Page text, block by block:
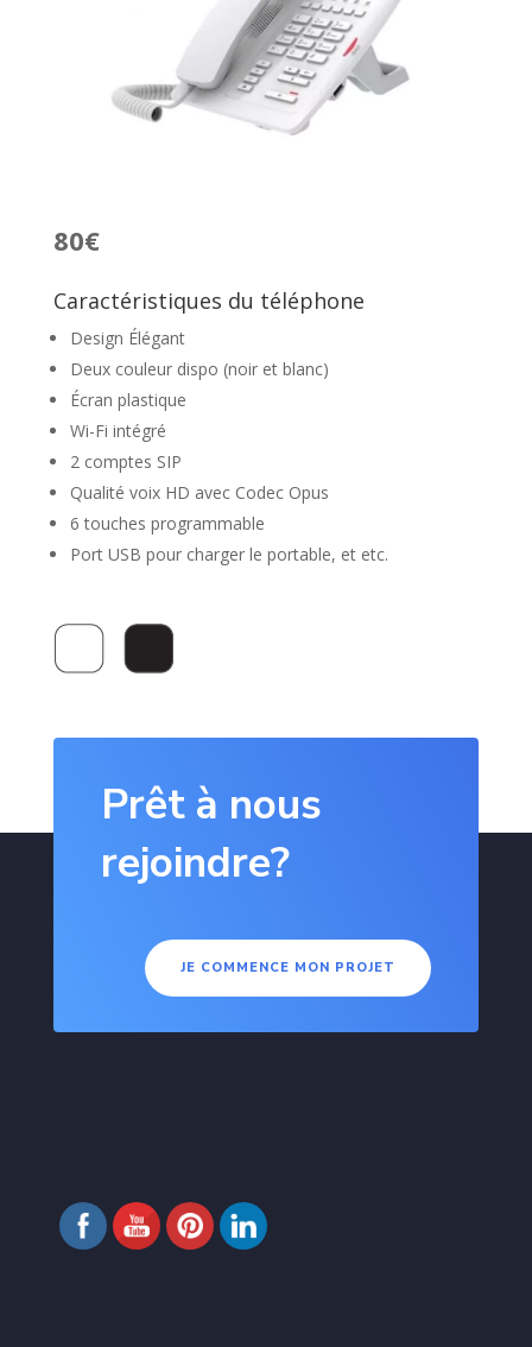
80€
Caractéristiques du téléphone
Design Élégant
Deux couleur dispo (noir et blanc)
Écran plastique
Wi-Fi intégré
2 comptes SIP
Qualité voix HD avec Codec Opus
6 touches programmable
Port USB pour charger le portable, et etc.
Prêt à nous
rejoindre?
JE COMMENCE MON PROJET